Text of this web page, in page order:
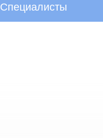
Специалисты